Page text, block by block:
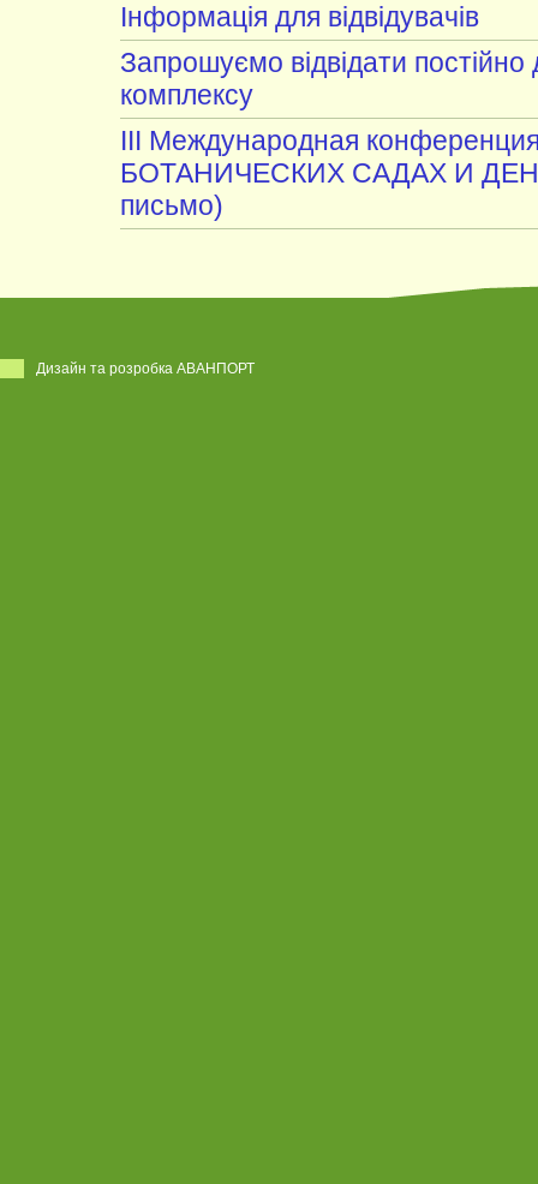
Інформація для відвідувачів
Запрошуємо відвідати постійно
комплексу
III Международная
БОТАНИЧЕСКИХ САДАХ И
письмо)
Дизайн та розробка АВАНПОРТ